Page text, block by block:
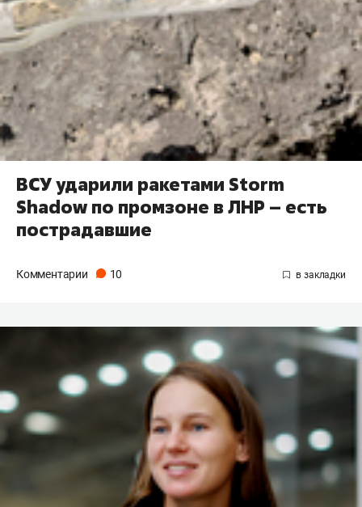
ВСУ ударили ракетами Storm
Shadow по промзоне в ЛНР – есть
пострадавшие
Комментарии 10